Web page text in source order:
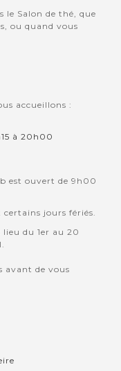
le Salon de thé, que
ou quand vous
accueillons :
à 20h00
est ouvert de 9h00
jours fériés.
du 1er au 20
avant de vous